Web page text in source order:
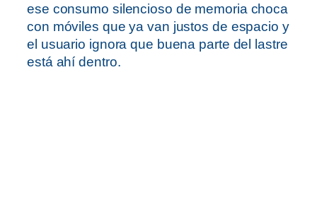
ese consumo silencioso de memoria choca
con móviles que ya van justos de espacio y
el usuario ignora que buena parte del lastre
está ahí dentro.